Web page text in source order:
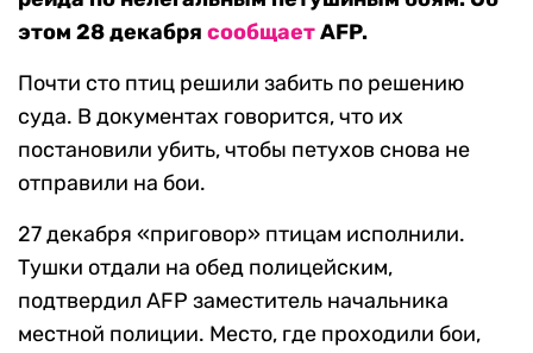
этом 28 декабря сообщаетAFP.
Почти сто птиц решили забить по решению
суда. В документах говорится, что их
постановили убить, чтобы петухов снова не
отправили на бои.
27 декабря «приговор» птицам исполнили.
Тушки отдали на обед полицейским,
подтвердил AFP заместитель начальника
местной полиции. Место, где проходили бои,